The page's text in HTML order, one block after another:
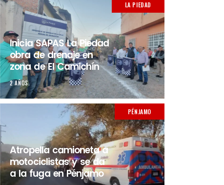
LA PIEDAD
Inicia SAPAS La Piedad
obra de drenaje en
zona de El Camichín
2 AÑOS.
PÉNJAMO
Atropella camioneta a
motociclistas y se da
a la fuga en Pénjamo